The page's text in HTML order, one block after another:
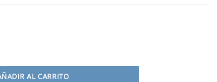
AL CARRITO